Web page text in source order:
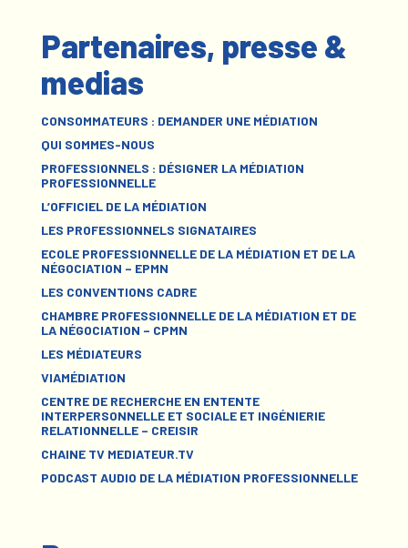
Partenaires, presse &
medias
CONSOMMATEURS : DEMANDER UNE MÉDIATION
QUI SOMMES-NOUS
PROFESSIONNELS : DÉSIGNER LA MÉDIATION
PROFESSIONNELLE
L’OFFICIEL DE LA MÉDIATION
LES PROFESSIONNELS SIGNATAIRES
ECOLE PROFESSIONNELLE DE LA MÉDIATION ET DE LA
NÉGOCIATION – EPMN
LES CONVENTIONS CADRE
CHAMBRE PROFESSIONNELLE DE LA MÉDIATION ET DE
LA NÉGOCIATION – CPMN
LES MÉDIATEURS
VIAMÉDIATION
CENTRE DE RECHERCHE EN ENTENTE
INTERPERSONNELLE ET SOCIALE ET INGÉNIERIE
RELATIONNELLE – CREISIR
CHAINE TV MEDIATEUR.TV
PODCAST AUDIO DE LA MÉDIATION PROFESSIONNELLE